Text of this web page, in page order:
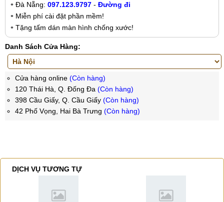
Đà Nẵng: 097.123.9797 - Đường đi
Miễn phí cài đặt phần mềm!
Tặng tấm dán màn hình chống xước!
Danh Sách Cửa Hàng:
Cửa hàng online (Còn hàng)
120 Thái Hà, Q. Đống Đa (Còn hàng)
398 Cầu Giấy, Q. Cầu Giấy (Còn hàng)
42 Phố Vọng, Hai Bà Trưng (Còn hàng)
DỊCH VỤ TƯƠNG TỰ